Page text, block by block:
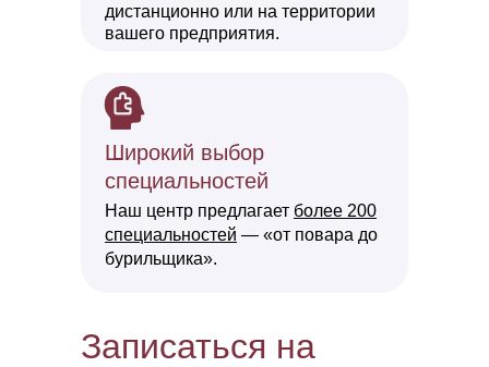
дистанционно или на территории
вашего предприятия.
Широки й выбор
специальностей
Наш центр предлагает более 200
специальностей — «от повара до
бурильщика».
Записаться на